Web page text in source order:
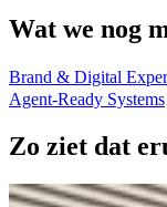
Wat we nog
Brand & Digital
Agent-Ready Systems
Zo ziet dat